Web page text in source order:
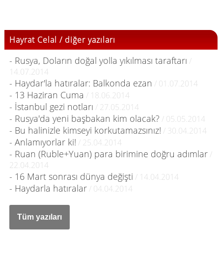
Hayrat Celal / diğer yazıları
- Rusya, Doların doğal yolla yıkılması taraftarı /
14.07.2014
- Haydar'la hatıralar: Balkonda ezan / 01.07.2014
- 13 Haziran Cuma / 18.06.2014
- İstanbul gezi notları / 27.05.2014
- Rusya'da yeni başbakan kim olacak? / 05.05.2014
- Bu halinizle kimseyi korkutamazsınız! / 30.04.2014
- Anlamıyorlar ki! / 25.04.2014
- Ruan (Ruble+Yuan) para birimine doğru adımlar/
22.04.2014
- 16 Mart sonrası dünya değişti / 14.04.2014
- Haydarla hatıralar/ 04.04.2014